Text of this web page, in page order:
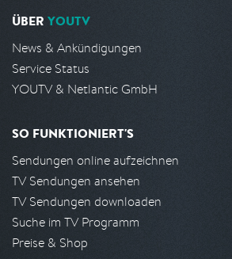
ÜBER YOUTV
News & Ankündigungen
Service Status
YOUTV & Netlantic GmbH
SO FUNKTIONIERT'S
Sendungen online aufzeichnen
TV Sendungen ansehen
TV Sendungen downloaden
Suche im TV Programm
Preise & Shop